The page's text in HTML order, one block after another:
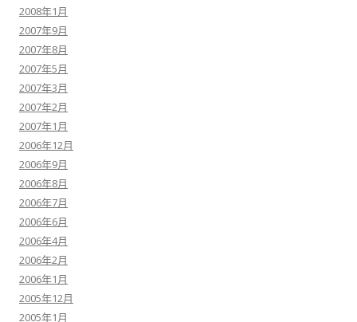
2008年1月
2007年9月
2007年8月
2007年5月
2007年3月
2007年2月
2007年1月
2006年12月
2006年9月
2006年8月
2006年7月
2006年6月
2006年4月
2006年2月
2006年1月
2005年12月
2005年1月